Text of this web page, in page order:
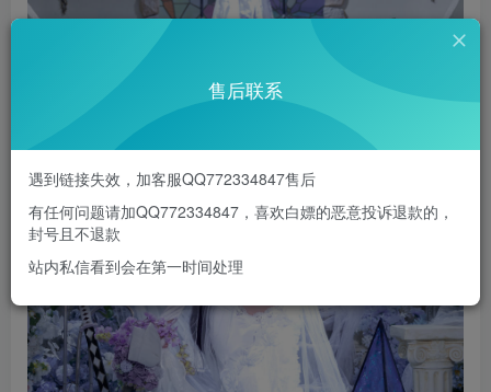
售后联系
遇到链接失效，加客服QQ772334847售后
有任何问题请加QQ772334847，喜欢白嫖的恶意投诉退款的，
封号且不退款
站内私信看到会在第一时间处理